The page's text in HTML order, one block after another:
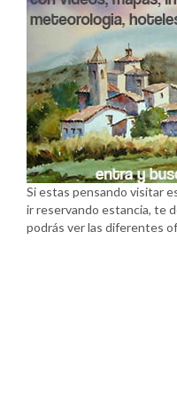
Si estas pensando visitar
ir reservando estancia, te
podrás ver las diferentes